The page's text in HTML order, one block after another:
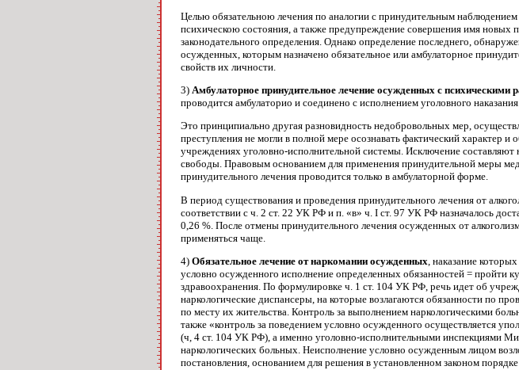
Целью обязательною лечения по аналогии с принудительным
психическою состояния, а также предупреждение совершения имя новых
законодательного определения. Однако определение последнего,
осужденных, которым назначено обязательное или амбулаторное
свойств их личности.
3) Амбулаторное принудительное лечение осужденных с психическими
проводится амбулаторио и соединено с исполнением уголовного
Это принципиально другая разновидность недобровольных мер,
преступления не могли в полной мере осознавать фактический характер
учреждениях уголовно-исполнительной системы. Исключение
свободы. Правовым основанием для применения принудительной меры
принудительного лечения проводится только в амбулаторной форме.
В период существования и проведения принудительного лечения от
соответствии с ч. 2 ст. 22 УК РФ и п. «в» ч. I ст. 97 УК РФ назначалось
0,26 %. После отмены принудительного лечения осужденных от
применяться чаще.
4) Обязательное лечение от наркомании осужденных, наказание
условно осужденного исполнение определенных обязанностей = пройти
здравоохранения. По формулировке ч. 1 ст. 104 УК РФ, речь идет об
наркологические диспансеры, на которые возлагаются обязанности по
по месту их жительства. Контроль за выполнением нарко­логическими
также «контроль за поведением условно осужденного осуществляется
(ч, 4 ст. 104 УК РФ), а именно уголовно-исполнительными инспекциями
наркологических больных. Неисполнение условно осужденным лицом
постановления, основанием для решения в установленном законом